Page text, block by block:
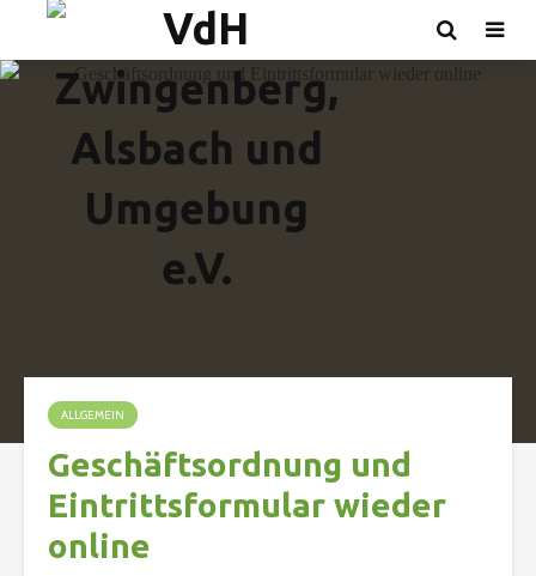
ALLGEMEIN
Geschäftsordnung und
Eintrittsformular wieder
online